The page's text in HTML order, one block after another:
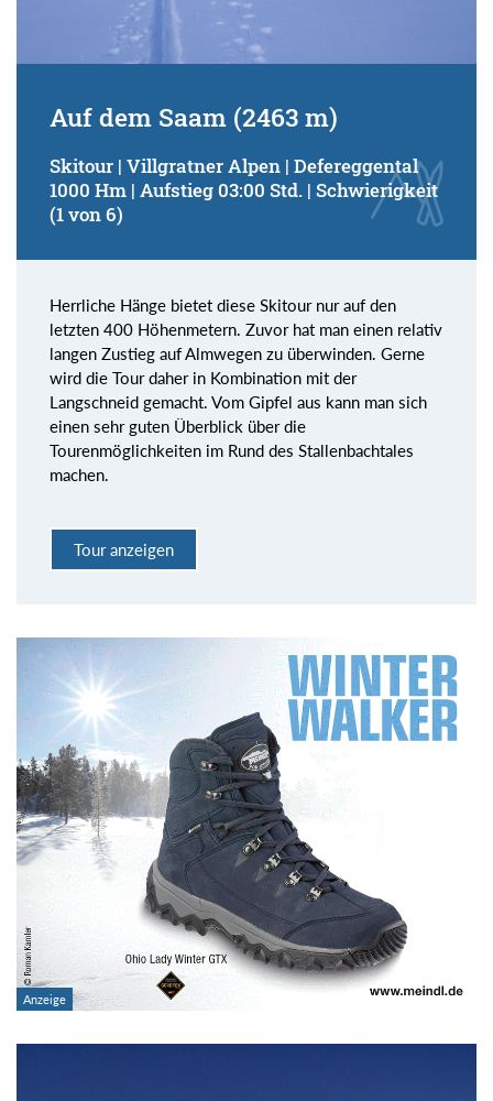
Auf dem Saam (2463 m)
Skitour | Villgratner Alpen | Defereggental
1000 Hm | Aufstieg 03:00 Std. | Schwierigkeit
(1 von 6)
Herrliche Hänge bietet diese Skitour nur auf den
letzten 400 Höhenmetern. Zuvor hat man einen relativ
langen Zustieg auf Almwegen zu überwinden. Gerne
wird die Tour daher in Kombination mit der
Langschneid gemacht. Vom Gipfel aus kann man sich
einen sehr guten Überblick über die
Tourenmöglichkeiten im Rund des Stallenbachtales
machen.
Tour anzeigen